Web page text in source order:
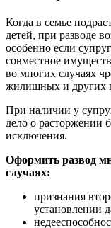
Когда в семье
детей, при разводе
особенно если
совместное
во многих случаях
жилищных и других
При наличии у
дело о расторжении
исключения.
Оформить развод
случаях:
признания
установлении